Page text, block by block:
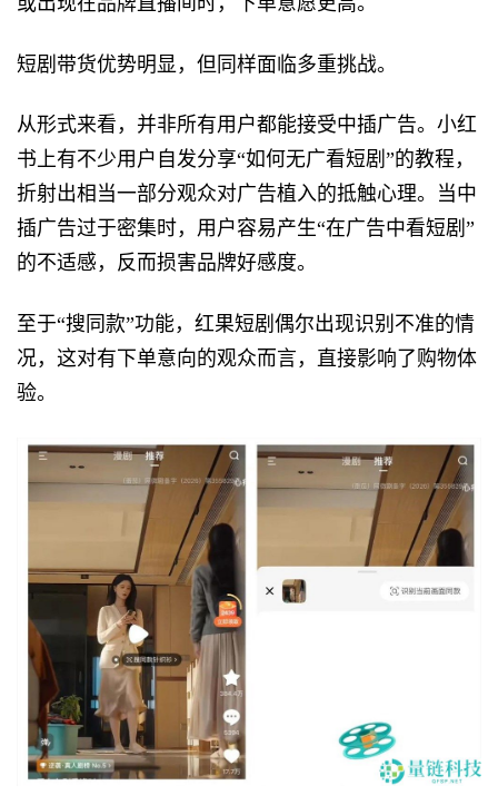
短剧带货优势明显，但同样面临多重挑战。
从形式来看，并非所有用户都能接受中插广告。小红
书上有不少用户自发分享“如何无广看短剧”的教程，
折射出相当一部分观众对广告植入的抵触心理。当中
插广告过于密集时，用户容易产生“在广告中看短剧”
的不适感，反而损害品牌好感度。
至于“搜同款”功能，红果短剧偶尔出现识别不准的情
况，这对有下单意向的观众而言，直接影响了购物体
验。